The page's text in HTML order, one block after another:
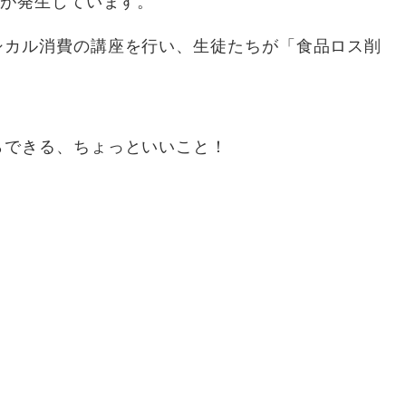
ル消費の講座を行い、生徒たちが「食品ロス削
きる、ちょっといいこと！